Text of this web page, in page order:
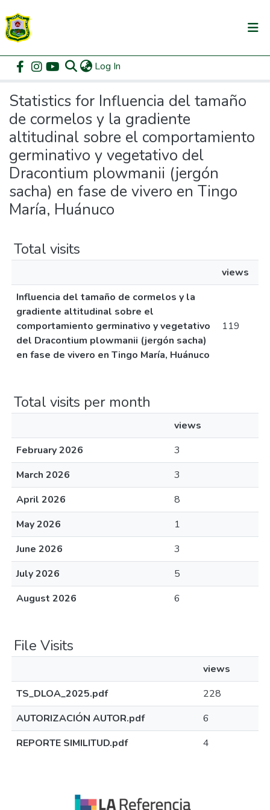
Log In
Communities & Collections
All of DSpace
Home Statistics
Statistics for Influencia del tamaño
de cormelos y la gradiente
altitudinal sobre el comportamiento
germinativo y vegetativo del
Dracontium plowmanii (jergón
sacha) en fase de vivero en Tingo
María, Huánuco
Total visits
views
Influencia del tamaño de cormelos y la
gradiente altitudinal sobre el
comportamiento germinativo y vegetativo
del Dracontium plowmanii (jergón sacha)
en fase de vivero en Tingo María, Huánuco
119
Total visits per month
views
February 2026
3
March 2026
3
April 2026
8
May 2026
1
June 2026
3
July 2026
5
August 2026
6
File Visits
views
TS_DLOA_2025.pdf
228
AUTORIZACIÓN AUTOR.pdf
6
REPORTE SIMILITUD.pdf
4